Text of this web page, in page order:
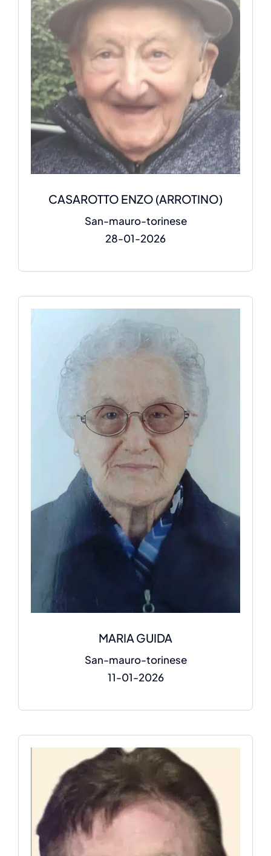
CASAROTTO ENZO (ARROTINO)
San-mauro-torinese
28-01-2026
MARIA GUIDA
San-mauro-torinese
11-01-2026